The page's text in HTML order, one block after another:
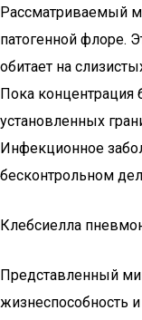
Рассматриваемый
патогенной флоре.
обитает на
Пока концентрация
установленных
Инфекционное
бесконтрольном
Клебсиелла
Представленный
жизнеспособность